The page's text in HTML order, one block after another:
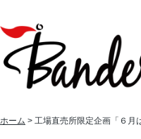
ホーム > 工場直売所限定企画「６月